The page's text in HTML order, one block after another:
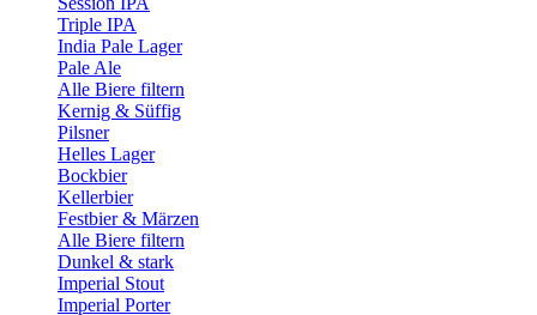
Triple IPA
India Pale Lager
Pale Ale
Alle Biere filtern
Kernig & Süffig
Pilsner
Helles Lager
Bockbier
Kellerbier
Festbier & Märzen
Alle Biere filtern
Dunkel & stark
Imperial Stout
Imperial Porter